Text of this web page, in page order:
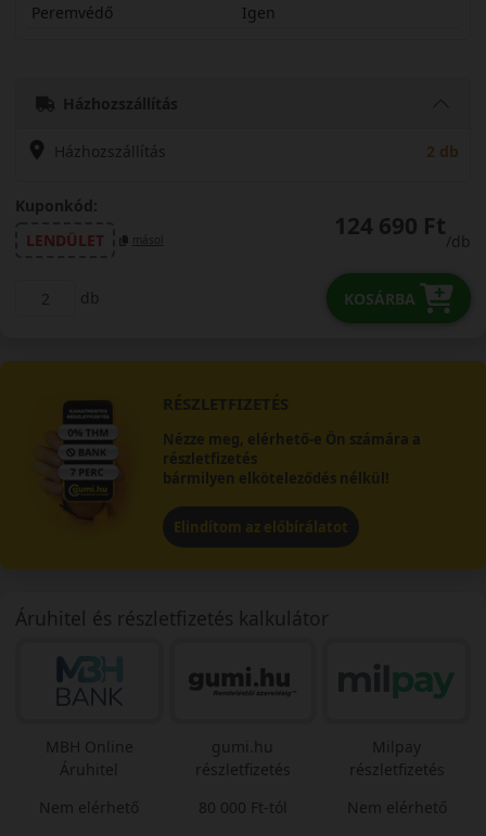
Peremvédő
Igen
Házhozszállítás
Házhozszállítás 2 db
Kuponkód:
LENDÜLET
másol 124 690 Ft
/db
db KOSÁRBA
RÉSZLETFIZETÉS
Nézze meg, elérhető-e Ön számára a
részletfizetés
bármilyen elköteleződés nélkül!
Elindítom az előbírálatot
Áruhitel és részletfizetés kalkulátor
MBH Online
Áruhitel
Nem elérhető
gumi.hu
részletfizetés
80 000 Ft-tól
Milpay
részletfizetés
Nem elérhető